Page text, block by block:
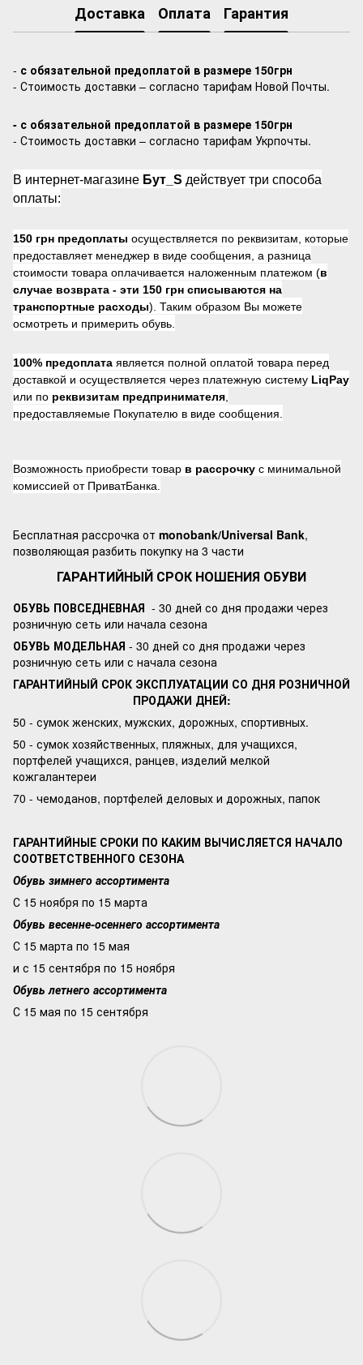
Доставка Оплата Гарантия
- с обязательной предоплатой в размере 150грн
- Стоимость доставки – согласно тарифам Новой Почты.
- с обязательной предоплатой в размере 150грн
- Стоимость доставки – согласно тарифам Укрпочты.
В интернет-магазине Бут_S действует три способа
оплаты:
150 грн предоплаты осуществляется по реквизитам, которые
предоставляет менеджер в виде сообщения, а разница
стоимости товара оплачивается наложенным платежом (в
случае возврата - эти 150 грн списываются на
транспортные расходы). Таким образом Вы можете
осмотреть и примерить обувь.
100% предоплата является полной оплатой товара перед
доставкой и осуществляется через платежную систему LiqPay
или по реквизитам предпринимателя
предоставляемые Покупателю в виде сообщения.
Возможность приобрести товар в рассрочку с минимальной
комиссией от ПриватБанка.
Бесплатная рассрочка от monobank/Universal Bank,
позволяющая разбить покупку на 3 части
ГАРАНТИЙНЫЙ СРОК НОШЕНИЯ ОБУВИ
ОБУВЬ ПОВСЕДНЕВНАЯ - 30 дней со дня продажи через
розничную сеть или начала сезона
ОБУВЬ МОДЕЛЬНАЯ - 30 дней со дня продажи через
розничную сеть или с начала сезона
ГАРАНТИЙНЫЙ СРОК ЭКСПЛУАТАЦИИ СО ДНЯ РОЗНИЧНОЙ
ПРОДАЖИ ДНЕЙ:
50 - сумок женских, мужских, дорожных, спортивных.
50 - сумок хозяйственных, пляжных, для учащихся,
портфелей учащихся, ранцев, изделий мелкой
кожгалантереи
70 - чемоданов, портфелей деловых и дорожных, папок
ГАРАНТИЙНЫЕ СРОКИ ПО КАКИМ ВЫЧИСЛЯЕТСЯ НАЧАЛО
СООТВЕТСТВЕННОГО СЕЗОНА
Обувь зимнего ассортимента
С 15 ноября по 15 марта
Обувь весенне-осеннего ассортимента
С 15 марта по 15 мая
и с 15 сентября по 15 ноября
Обувь летнего ассортимента
С 15 мая по 15 сентября